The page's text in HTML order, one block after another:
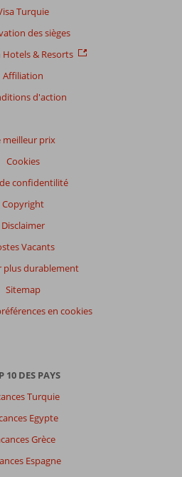
Turquie
des sièges
& Resorts
Affiliation
d'action
meilleur prix
Cookies
confidentilité
Copyright
Disclaimer
Vacants
plus durablement
Sitemap
en cookies
10 DES PAYS
Turquie
Egypte
Grèce
Espagne